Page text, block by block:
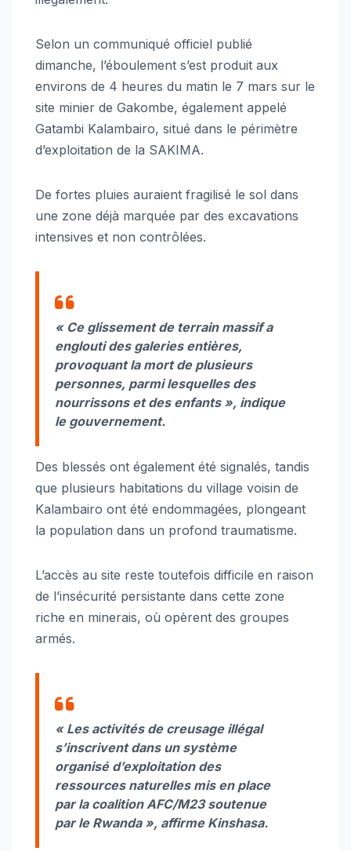
Selon un communiqué officiel publié
dimanche, l’éboulement s’est produit aux
environs de 4 heures du matin le 7 mars sur le
site minier de Gakombe, également appelé
Gatambi Kalambairo, situé dans le périmètre
d’exploitation de la SAKIMA.
De fortes pluies auraient fragilisé le sol dans
une zone déjà marquée par des excavations
intensives et non contrôlées.
« Ce glissement de terrain massif a
englouti des galeries entières,
provoquant la mort de plusieurs
personnes, parmi lesquelles des
nourrissons et des enfants », indique
le gouvernement.
Des blessés ont également été signalés, tandis
que plusieurs habitations du village voisin de
Kalambairo ont été endommagées, plongeant
la population dans un profond traumatisme.
L’accès au site reste toutefois difficile en raison
de l’insécurité persistante dans cette zone
riche en minerais, où opèrent des groupes
armés.
« Les activités de creusage illégal
s’inscrivent dans un système
organisé d’exploitation des
ressources naturelles mis en place
par la coalition AFC/M23 soutenue
par le Rwanda », affirme Kinshasa.